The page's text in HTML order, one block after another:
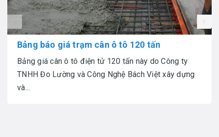
Bảng báo giá trạm cân ô tô 120 tấn
Bảng giá cân ô tô điện tử 120 tấn này do Công ty
TNHH Đo Lường và Công Nghệ Bách Việt xây dựng
và...
prev